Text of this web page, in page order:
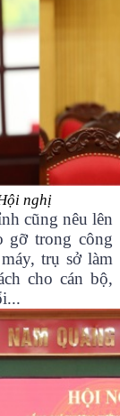
nghị
cũng nêu lên
gỡ trong công
trụ sở làm
cho cán bộ,